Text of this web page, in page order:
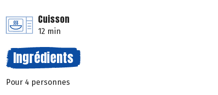
Cuisson
12 min
Ingrédients
Pour 4 personnes